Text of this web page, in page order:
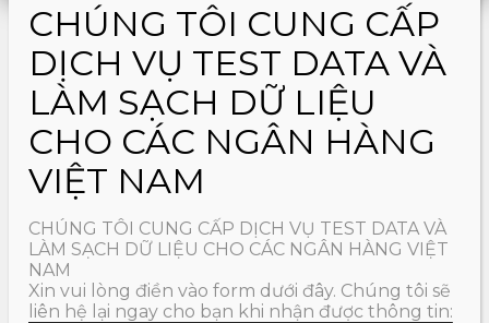
CHÚNG TÔI CUNG CẤP
DỊCH VỤ TEST DATA VÀ
LÀM SẠCH DỮ LIỆU
CHO CÁC NGÂN HÀNG
VIỆT NAM
CHÚNG TÔI CUNG CẤP DỊCH VỤ TEST DATA VÀ
LÀM SẠCH DỮ LIỆU CHO CÁC NGÂN HÀNG VIỆT
NAM
Xin vui lòng điền vào form dưới đây. Chúng tôi sẽ
liên hệ lại ngay cho bạn khi nhận được thông tin: